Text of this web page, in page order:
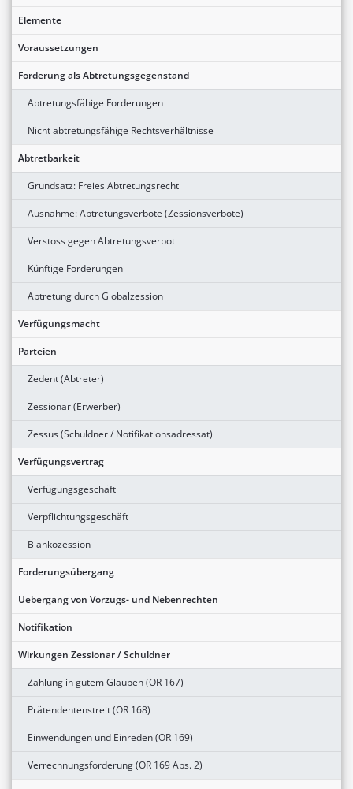
Elemente
Voraussetzungen
Forderung als Abtretungsgegenstand
Abtretungsfähige Forderungen
Nicht abtretungsfähige Rechtsverhältnisse
Abtretbarkeit
Grundsatz: Freies Abtretungsrecht
Ausnahme: Abtretungsverbote (Zessionsverbote)
Verstoss gegen Abtretungsverbot
Künftige Forderungen
Abtretung durch Globalzession
Verfügungsmacht
Parteien
Zedent (Abtreter)
Zessionar (Erwerber)
Zessus (Schuldner / Notifikationsadressat)
Verfügungsvertrag
Verfügungsgeschäft
Verpflichtungsgeschäft
Blankozession
Forderungsübergang
Uebergang von Vorzugs- und Nebenrechten
Notifikation
Wirkungen Zessionar / Schuldner
Zahlung in gutem Glauben (OR 167)
Prätendentenstreit (OR 168)
Einwendungen und Einreden (OR 169)
Verrechnungsforderung (OR 169 Abs. 2)